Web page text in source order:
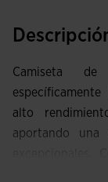
Camiseta
alto
aportando una
básico en el